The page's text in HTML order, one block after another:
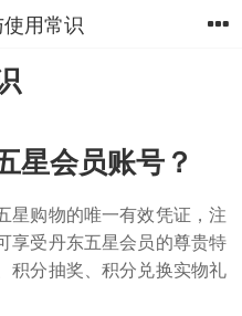
用常识
星会员账号？
星购物的唯一有效凭证，注
享受丹东五星会员的尊贵特
积分抽奖、积分兑换实物礼